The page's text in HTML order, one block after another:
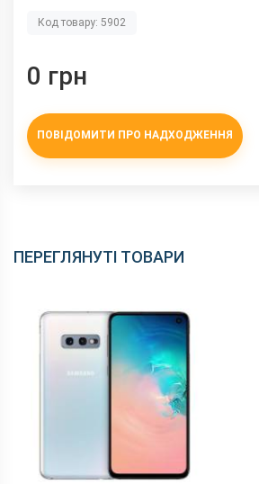
Код товару: 5902
0 грн
ПОВІДОМИТИ ПРО НАДХОДЖЕННЯ
ПЕРЕГЛЯНУТІ ТОВАРИ